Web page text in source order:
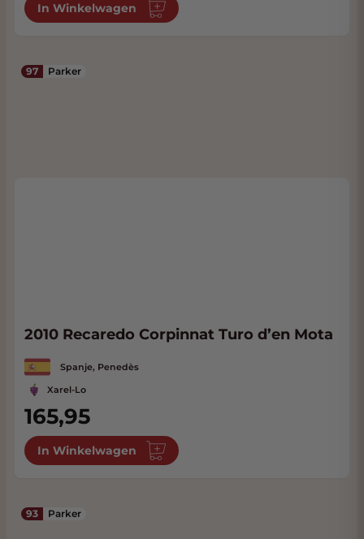
In Winkelwagen
97 Parker
2010 Recaredo Corpinnat Turo d’en Mota
Spanje, Penedès
Xarel-Lo
165,95
In Winkelwagen
93 Parker